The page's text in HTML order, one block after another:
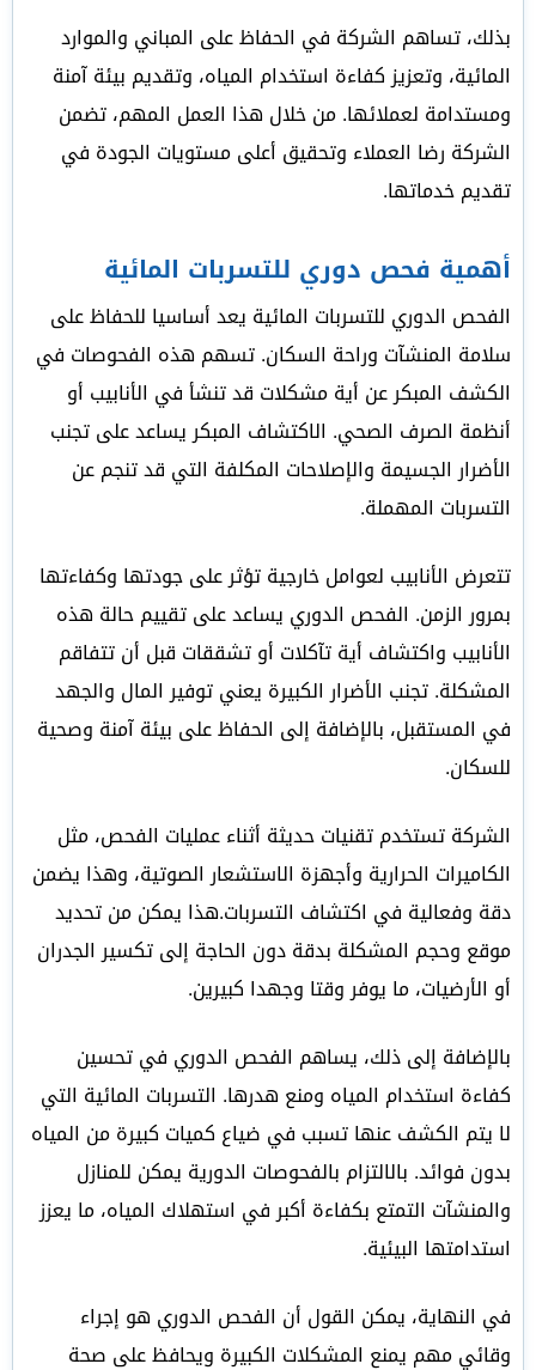
بذلك، تساهم الشركة في الحفاظ على المباني والموارد
المائية، وتعزيز كفاءة استخدام المياه، وتقديم بيئة آمنة
ومستدامة لعملائها. من خلال هذا العمل المهم، تضمن
الشركة رضا العملاء وتحقيق أعلى مستويات الجودة في
تقديم خدماتها.
أهمية فحص دوري للتسربات المائية
الفحص الدوري للتسربات المائية يعد أساسيا للحفاظ على
سلامة المنشآت وراحة السكان. تسهم هذه الفحوصات في
الكشف المبكر عن أية مشكلات قد تنشأ في الأنابيب أو
أنظمة الصرف الصحي. الاكتشاف المبكر يساعد على تجنب
الأضرار الجسيمة والإصلاحات المكلفة التي قد تنجم عن
التسربات المهملة.
تتعرض الأنابيب لعوامل خارجية تؤثر على جودتها وكفاءتها
بمرور الزمن. الفحص الدوري يساعد على تقييم حالة هذه
الأنابيب واكتشاف أية تآكلات أو تشققات قبل أن تتفاقم
المشكلة. تجنب الأضرار الكبيرة يعني توفير المال والجهد
في المستقبل، بالإضافة إلى الحفاظ على بيئة آمنة وصحية
للسكان.
الشركة تستخدم تقنيات حديثة أثناء عمليات الفحص، مثل
الكاميرات الحرارية وأجهزة الاستشعار الصوتية، وهذا يضمن
دقة وفعالية في اكتشاف التسربات.هذا يمكن من تحديد
موقع وحجم المشكلة بدقة دون الحاجة إلى تكسير الجدران
أو الأرضيات، ما يوفر وقتا وجهدا كبيرين.
بالإضافة إلى ذلك، يساهم الفحص الدوري في تحسين
كفاءة استخدام المياه ومنع هدرها. التسربات المائية التي
لا يتم الكشف عنها تسبب في ضياع كميات كبيرة من المياه
بدون فوائد. بالالتزام بالفحوصات الدورية يمكن للمنازل
والمنشآت التمتع بكفاءة أكبر في استهلاك المياه، ما يعزز
استدامتها البيئية.
في النهاية، يمكن القول أن الفحص الدوري هو إجراء
وقائي مهم يمنع المشكلات الكبيرة ويحافظ على صحة